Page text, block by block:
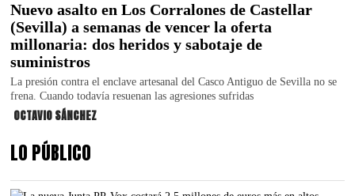
Nuevo asalto en Los Corralones de Castellar
(Sevilla) a semanas de vencer la oferta
millonaria: dos heridos y sabotaje de
suministros
La presión contra el enclave artesanal del Casco Antiguo de Sevilla no se
frena. Cuando todavía resuenan las agresiones sufridas
OCTAVIO SÁNCHEZ
LO PÚBLICO